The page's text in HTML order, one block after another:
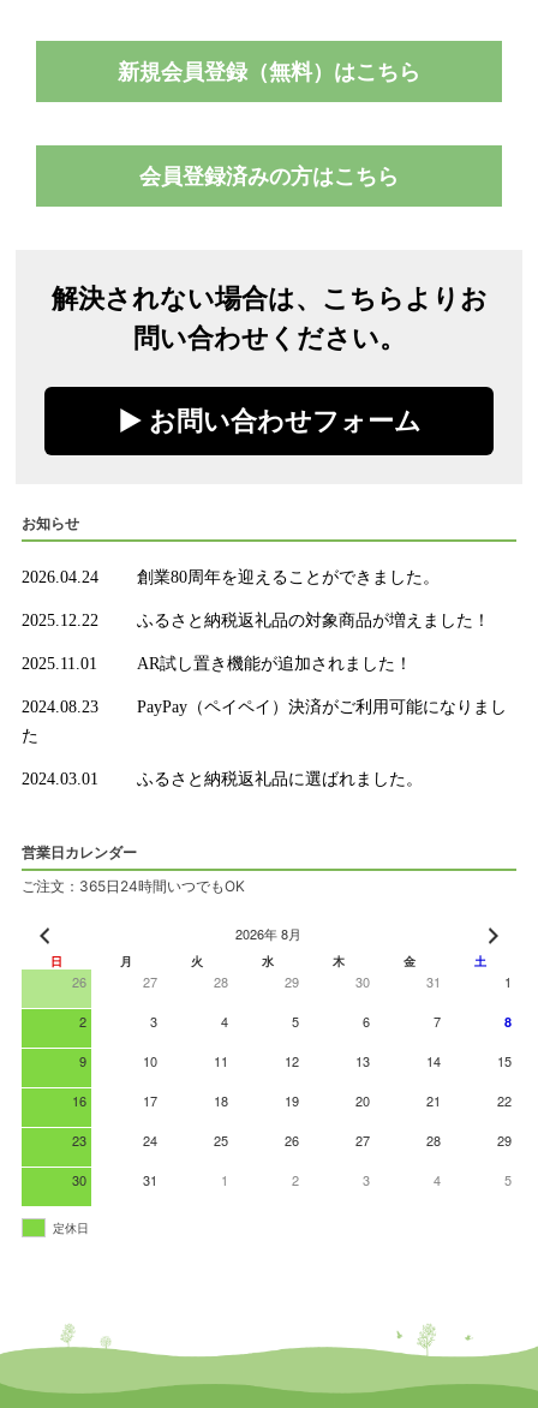
新規会員登録（無料）はこちら
会員登録済みの方はこちら
解決されない場合は、こちらよりお
問い合わせください。
▶︎ お問い合わせフォーム
お知らせ
2026.04.24 創業80周年を迎えることができました。
2025.12.22 ふるさと納税返礼品の対象商品が増えました！
2025.11.01 AR試し置き機能が追加されました！
2024.08.23
PayPay（ペイペイ）決済がご利用可能になりまし
た
2024.03.01 ふるさと納税返礼品に選ばれました。
営業日カレンダー
ご注文：365日24時間いつでもOK
2026年 8月
日 月 火 水 木 金 土
26 27 28 29 30 31 1
2 3 4 5 6 7 8
9 10 11 12 13 14 15
16 17 18 19 20 21 22
23 24 25 26 27 28 29
30 31 1 2 3 4 5
定休日